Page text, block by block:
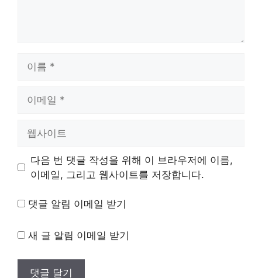
트
다음 번 댓글 작성을 위해 이 브라우저에 이름,
이메일, 그리고 웹사이트를 저장합니다.
댓글 알림 이메일 받기
새 글 알림 이메일 받기